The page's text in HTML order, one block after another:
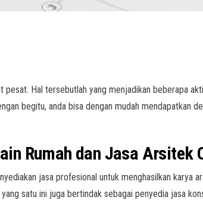
Hal tersebutlah yang menjadikan beberapa
begitu, anda bisa dengan mudah mendapatkan
Rumah dan Jasa Arsitek
jasa profesional untuk menghasilkan karya
satu ini juga bertindak sebagai penyedia jasa